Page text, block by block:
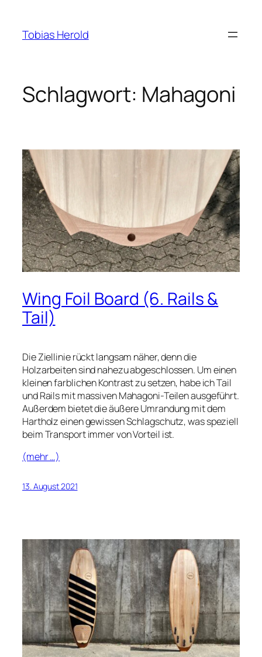
springen
Tobias Herold
Schlagwort: Mahagoni
Wing Foil Board (6. Rails &
Tail)
Die Ziellinie rückt langsam näher, denn die
Holzarbeiten sind nahezu abgeschlossen. Um einen
kleinen farblichen Kontrast zu setzen, habe ich Tail
und Rails mit massiven Mahagoni-Teilen ausgeführt.
Außerdem bietet die äußere Umrandung mit dem
Hartholz einen gewissen Schlagschutz, was speziell
beim Transport immer von Vorteil ist.
(mehr …)
13. August 2021